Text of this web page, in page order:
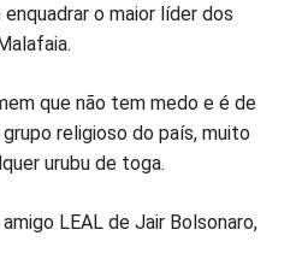
no
MessengerTelegramGettr
o maior líder dos
que não tem medo e é de
religioso do país, muito
urubu de toga.
LEAL de Jair Bolsonaro,